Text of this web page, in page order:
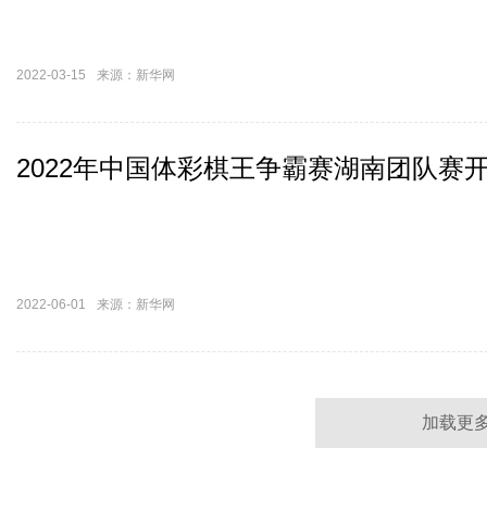
2022-03-15 来源：新华网
2022年中国体彩棋王争霸赛湖南团队赛
2022-06-01 来源：新华网
加载更